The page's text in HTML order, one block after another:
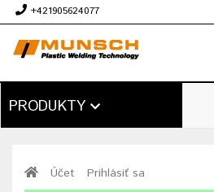
+421905624077
PRODUKTY
Účet Prihlásiť sa